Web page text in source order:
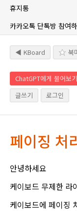
휴지통
카카오톡 단톡방 참여
◀ KBoard 북
ChatGPT에게 물어보기
글쓰기
로그인
페이징 처
안녕하세요
케이보드 무제한 라
케이보드에 페이징